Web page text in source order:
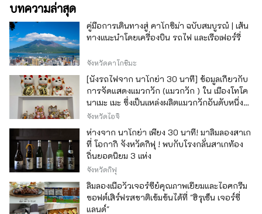
บทความล่าสุด
คู่มือการเดินทางสู่ คาโกชิม่า ฉบับสมบูรณ์ | เส้น
ทางแนะนำโดยเครื่องบิน รถไฟ และเรือเฟอร์รี่
จังหวัดคาโกชิมะ
[นั่งรถไฟจาก นาโกย่า 30 นาที] ข้อมูลเกี่ยวกับ
การจัดแสดงแมวกวัก (แมวกวัก ) ใน เมืองโทโค
นาเมะ เมะ ซึ่งเป็นแหล่งผลิตแมวกวักอันดับหนึ่ง
ของญี่ปุ่น
จังหวัดไอจิ
ห่างจาก นาโกย่า เพียง 30 นาที! มาลิ้มลองสาเก
ที่ โอกากิ จังหวัดกิฟุ ! พบกับโรงกลั่นสาเกท้อง
ถิ่นยอดนิยม 3 แห่ง
จังหวัดกิฟุ
ลิ้มลองเนื้อวัวเจอร์ซีย์คุณภาพเยี่ยมและไอศกรีม
ซอฟต์เสิร์ฟรสชาติเข้มข้นได้ที่ "ฮิรุเซ็น เจอร์ซี่
แลนด์"